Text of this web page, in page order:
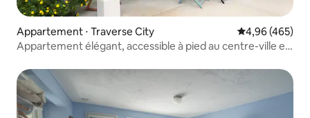
Appartement ⋅ Traverse City Évaluation
4,96 (465)
Appartement élégant, accessible à pied au centre-ville et